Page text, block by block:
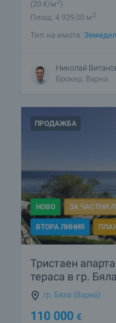
(20 €/м )
Площ: 4 929.00 м2
Тип на имота:
Николай
Брокер, Варна
ПРОДАЖБА
НОВО ЗА ЧАСТНИ
ВТОРА ЛИНИЯ
Тристаен
тераса в гр. Бяла
гр. Бяла (Варна)
110 000 €